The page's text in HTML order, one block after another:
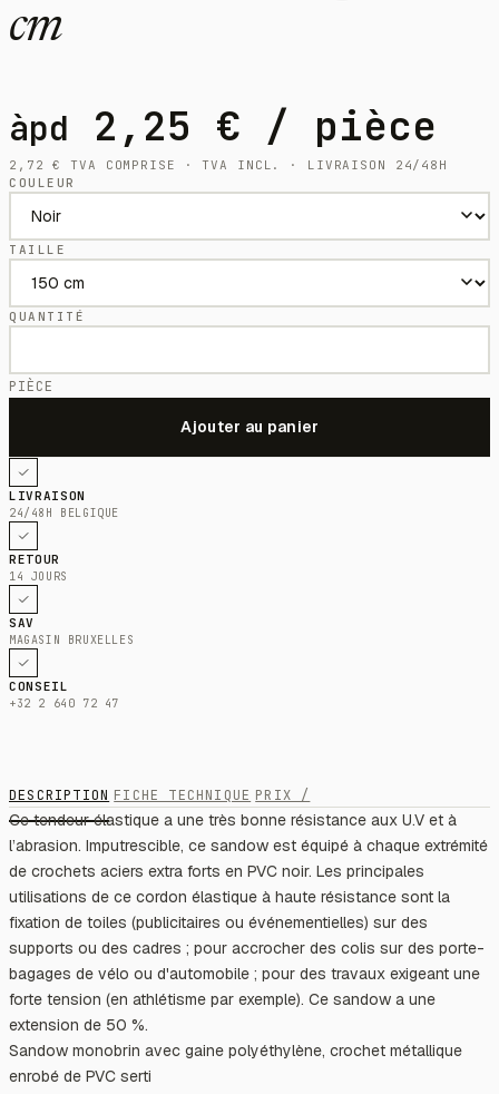
cm
àpd 2,25 € / pièce
2,72€
TVA COMPRISE · TVA INCL. · LIVRAISON 24/48H
COULEUR
TAILLE
QUANTITÉ
PIÈCE
LIVRAISON
24/48H BELGIQUE
RETOUR
14 JOURS
SAV
MAGASIN BRUXELLES
CONSEIL
+32 2 640 72 47
DESCRIPTION FICHE TECHNIQUE PRIX /
Ce tendeur élastique a une très bonne résistance aux U.V et à
l’abrasion. Imputrescible, ce sandow est équipé à chaque extrémité
de crochets aciers extra forts en PVC noir. Les principales
utilisations de ce cordon élastique à haute résistance sont la
fixation de toiles (publicitaires ou événementielles) sur des
supports ou des cadres ; pour accrocher des colis sur des porte-
bagages de vélo ou d'automobile ; pour des travaux exigeant une
forte tension (en athlétisme par exemple). Ce sandow a une
extension de 50 %.
Sandow monobrin avec gaine polyéthylène, crochet métallique
enrobé de PVC serti